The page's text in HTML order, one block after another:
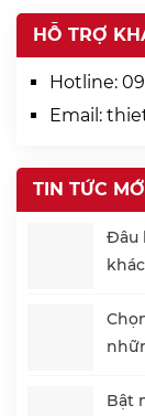
HỖ TRỢ
Hotline:
Email:
TIN TỨC
Đâu
Bật